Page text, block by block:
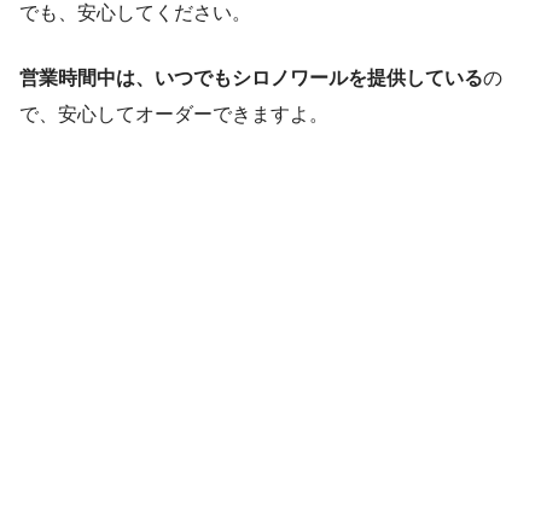
でも、安心してください。
営業時間中は、いつでもシロノワールを提供しているの
で、安心してオーダーできますよ。